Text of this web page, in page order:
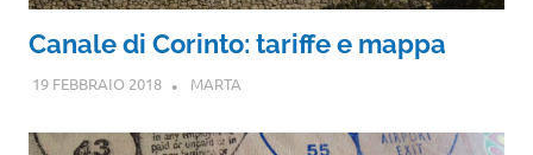
Canale di Corinto: tariffe e mappa
19 FEBBRAIO 2018 MARTA